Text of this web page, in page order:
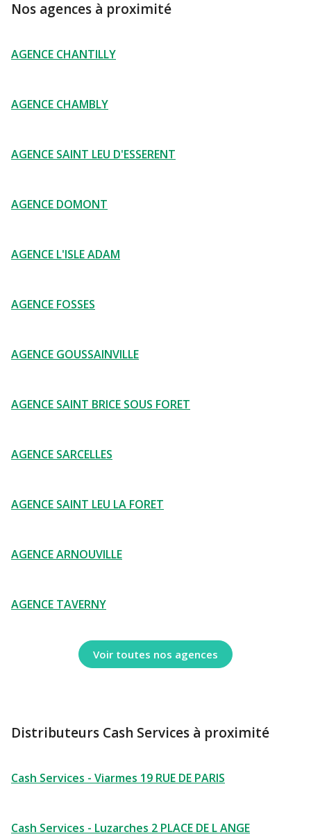
Nos agences à proximité
AGENCE CHANTILLY
AGENCE CHAMBLY
AGENCE SAINT LEU D'ESSERENT
AGENCE DOMONT
AGENCE L'ISLE ADAM
AGENCE FOSSES
AGENCE GOUSSAINVILLE
AGENCE SAINT BRICE SOUS FORET
AGENCE SARCELLES
AGENCE SAINT LEU LA FORET
AGENCE ARNOUVILLE
AGENCE TAVERNY
Voir toutes nos agences
Distributeurs Cash Services à proximité
Cash Services - Viarmes 19 RUE DE PARIS
Cash Services - Luzarches 2 PLACE DE L ANGE